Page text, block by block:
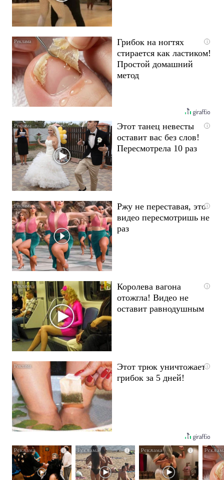
i
Грибок на ногтях
стирается как ластиком!
Простой домашний
метод
i
Этот танец невесты
оставит вас без слов!
Пересмотрела 10 раз
i
Ржу не переставая, это
видео пересмотришь не
раз
i
Королева вагона
отожгла! Видео не
оставит равнодушным
i
Этот трюк уничтожает
грибок за 5 дней!
i i i